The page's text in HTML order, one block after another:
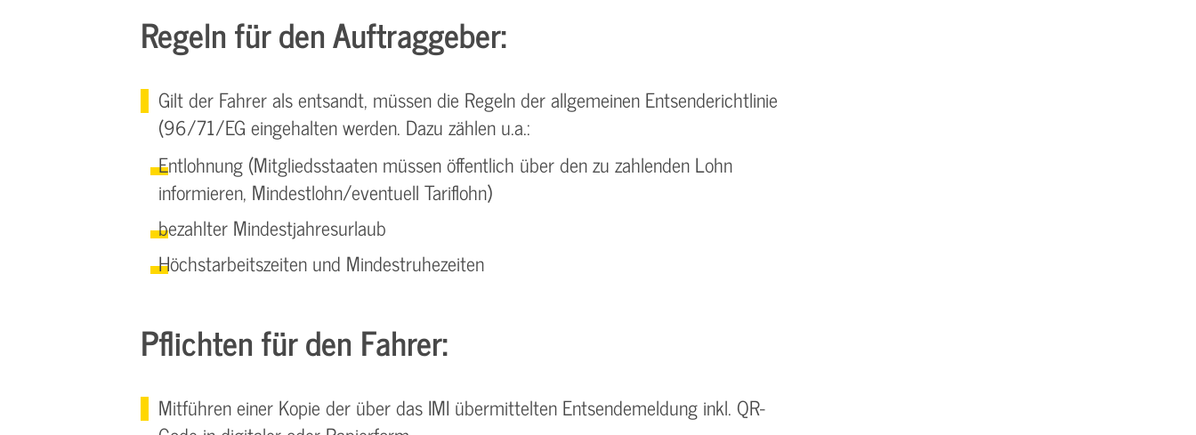
Regeln für den Auftraggeber:
Gilt der Fahrer als entsandt, müssen die Regeln der allgemeinen Entsenderichtlinie
(96/71/EG eingehalten werden. Dazu zählen u.a.:
Entlohnung (Mitgliedsstaaten müssen öffentlich über den zu zahlenden Lohn
informieren, Mindestlohn/eventuell Tariflohn)
bezahlter Mindestjahresurlaub
Höchstarbeitszeiten und Mindestruhezeiten
Pflichten für den Fahrer:
Mitführen einer Kopie der über das IMI übermittelten Entsendemeldung inkl. QR-